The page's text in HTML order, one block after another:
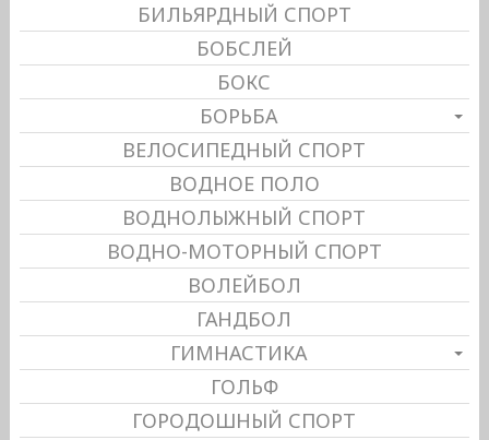
БИЛЬЯРДНЫЙ СПОРТ
БОБСЛЕЙ
БОКС
БОРЬБА
ВЕЛОСИПЕДНЫЙ СПОРТ
ВОДНОЕ ПОЛО
ВОДНОЛЫЖНЫЙ СПОРТ
ВОДНО-МОТОРНЫЙ СПОРТ
ВОЛЕЙБОЛ
ГАНДБОЛ
ГИМНАСТИКА
ГОЛЬФ
ГОРОДОШНЫЙ СПОРТ